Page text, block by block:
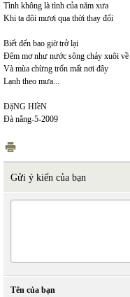
Tình không là tình của năm xưa
Khi ta đôi mươi qua thời thay đổi
Biết đến bao giờ trở lại
Đêm mơ như nước sông chảy xuôi
Và mùa chừng trốn mất nơi đây
Lạnh theo mưa...
ĐặNG HIềN
Đà nẵng-5-2009
Gửi ý kiến của bạn
Tên của bạn